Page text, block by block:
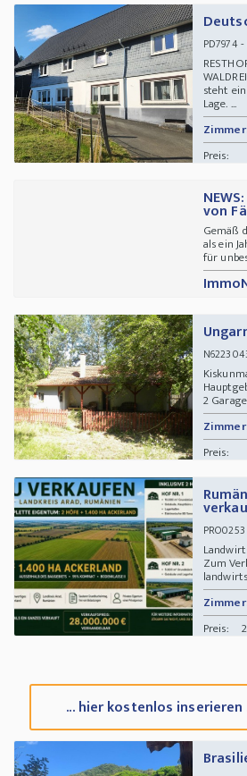
PD7974-
steht
Lage. ...
Preis:
von
Gemäß
als ein
für
2
Preis:
PRO0253
Zum
Preis:
... hier kostenlos inserieren